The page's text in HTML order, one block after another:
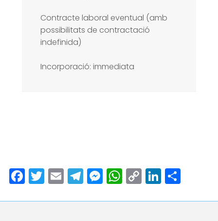
Contracte laboral eventual (amb
possibilitats de contractació
indefinida)
Incorporació: immediata
Facebook
Twitter
EmailTelegram
Messenger
WhatsApp
Copy
Link